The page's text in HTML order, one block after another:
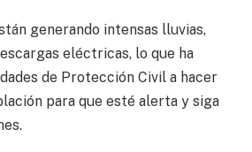
generando intensas lluvias,
eléctricas, lo que ha
de Protección Civil a hacer
para que esté alerta y siga